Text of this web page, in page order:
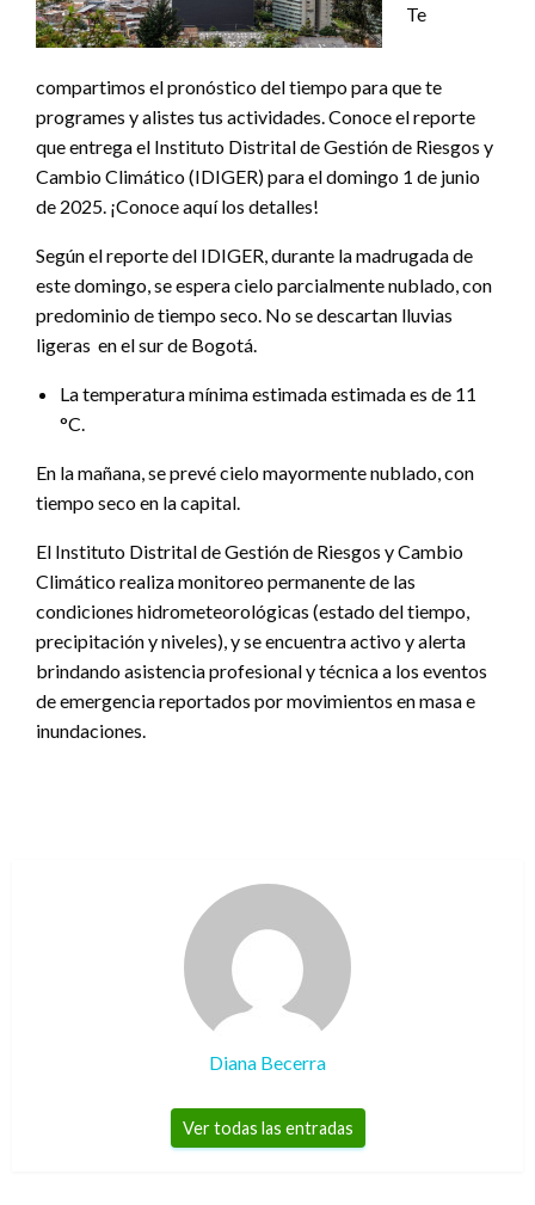
Te
compartimos el pronóstico del tiempo para que te
programes y alistes tus actividades. Conoce el reporte
que entrega el Instituto Distrital de Gestión de Riesgos y
Cambio Climático (IDIGER) para el domingo 1 de junio
de 2025. ¡Conoce aquí los detalles!
Según el reporte del IDIGER, durante la madrugada de
este domingo, se espera cielo parcialmente nublado, con
predominio de tiempo seco. No se descartan lluvias
ligeras en el sur de Bogotá.
La temperatura mínima estimada estimada es de 11
°C.
En la mañana, se prevé cielo mayormente nublado, con
tiempo seco en la capital.
El Instituto Distrital de Gestión de Riesgos y Cambio
Climático realiza monitoreo permanente de las
condiciones hidrometeorológicas (estado del tiempo,
precipitación y niveles), y se encuentra activo y alerta
brindando asistencia profesional y técnica a los eventos
de emergencia reportados por movimientos en masa e
inundaciones.
Diana Becerra
Ver todas las entradas